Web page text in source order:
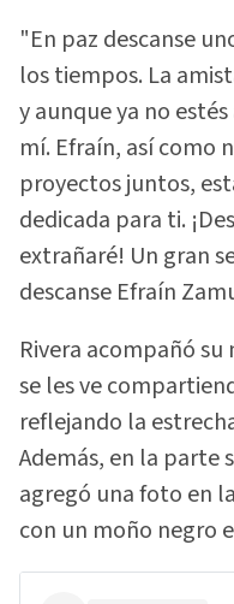
"En paz descanse
los tiempos. La
y aunque ya no
mí. Efraín, así como
proyectos juntos,
dedicada para ti.
extrañaré! Un gran
descanse Efraín
Rivera acompañó
se les ve
reflejando la
Además, en la parte
agregó una foto en
con un moño negro